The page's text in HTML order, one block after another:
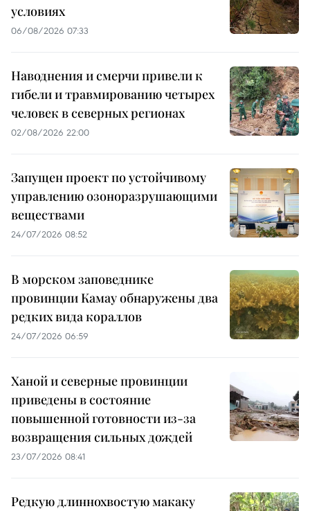
условиях
06/08/2026 07:33
Наводнения и смерчи привели к
гибели и травмированию четырех
человек в северных регионах
02/08/2026 22:00
Запущен проект по устойчивому
управлению озоноразрушающими
веществами
24/07/2026 08:52
В морском заповеднике
провинции Камау обнаружены два
редких вида кораллов
24/07/2026 06:59
Ханой и северные провинции
приведены в состояние
повышенной готовности из-за
возвращения сильных дождей
23/07/2026 08:41
Редкую длиннохвостую макаку